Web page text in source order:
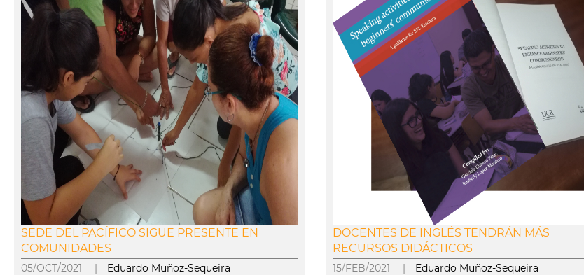
SEDE DEL PACÍFICO SIGUE PRESENTE EN
COMUNIDADES
05/OCT/2021 | Eduardo Muñoz-Sequeira
DOCENTES DE INGLÉS TENDRÁN MÁS
RECURSOS DIDÁCTICOS
15/FEB/2021 | Eduardo Muñoz-Sequeira